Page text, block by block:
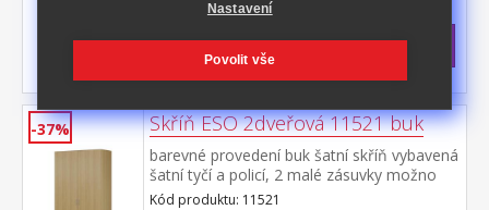
>
6 999 Kčs DPH
11 990 Kč **
-37% Skříň ESO 2dveřová 11521 buk
barevné provedení buk šatní skříň vybavená
šatní tyčí a policí, 2 malé zásuvky možno
doplnit o nástavec 11525
Kód produktu: 11521
Nastavení
Povolit vše